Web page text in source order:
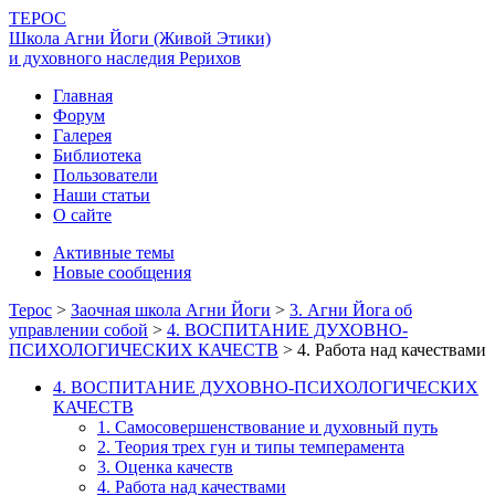
ТЕРОС
Школа Агни Йоги (Живой Этики)
и духовного наследия Рерихов
Главная
Форум
Галерея
Библиотека
Пользователи
Наши статьи
О сайте
Активные темы
Новые сообщения
Терос > Заочная школа Агни Йоги > 3. Агни Йога об
управлении собой > 4. ВОСПИТАНИЕ ДУХОВНО-
ПСИХОЛОГИЧЕСКИХ КАЧЕСТВ > 4. Работа над качествами
4. ВОСПИТАНИЕ ДУХОВНО-ПСИХОЛОГИЧЕСКИХ
КАЧЕСТВ
1. Самосовершенствование и духовный путь
2. Теория трех гун и типы темперамента
3. Оценка качеств
4. Работа над качествами